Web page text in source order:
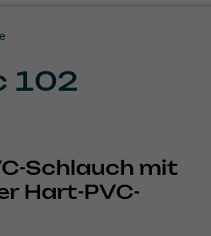
102
Schlauch mit
Hart-PVC-